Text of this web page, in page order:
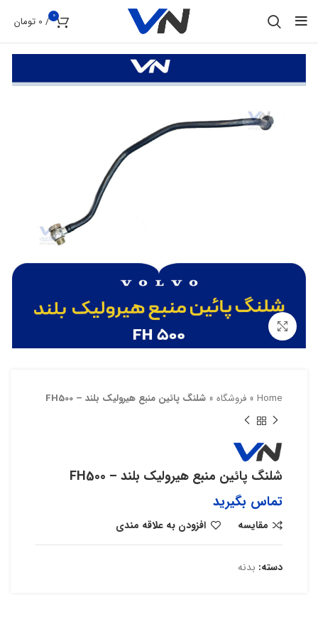
0
/
0 تومان
Home
» فروشگاه » شلنگ پائين منبع هیرولیک بلند – FH500
شلنگ پائين منبع هیرولیک بلند – FH500
تماس بگیرید
مقایسه افزودن به علاقه مندی
دسته: بدنه